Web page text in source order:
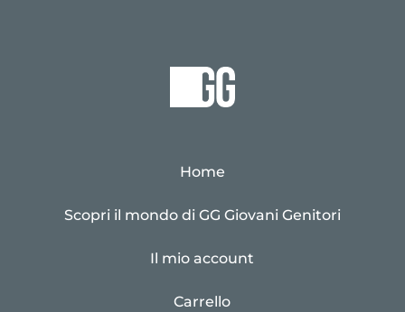
Home
Scopri il mondo di GG Giovani Genitori
Il mio account
Carrello